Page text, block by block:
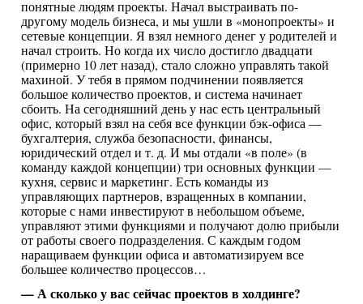
понятные людям проекты. Начал выстраивать по-
другому модель бизнеса, и мы ушли в «монопроекты» и
сетевые концепции. Я взял немного денег у родителей и
начал строить. Но когда их число достигло двадцати
(примерно 10 лет назад), стало сложно управлять такой
махиной. У тебя в прямом подчинении появляется
большое количество проектов, и система начинает
сбоить. На сегодняшний день у нас есть центральный
офис, который взял на себя все функции бэк-офиса —
бухгалтерия, служба безопасности, финансы,
юридический отдел и т. д. И мы отдали «в поле» (в
команду каждой концепции) три основных функции —
кухня, сервис и маркетинг. Есть команды из
управляющих партнеров, взращенных в компании,
которые с нами инвестируют в небольшом объеме,
управляют этими функциями и получают долю прибыли
от работы своего подразделения. С каждым годом
наращиваем функции офиса и автоматизируем все
большее количество процессов…
— А сколько у вас сейчас проектов в холдинге?